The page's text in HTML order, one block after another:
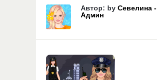
Автор: by Севелина -
Админ